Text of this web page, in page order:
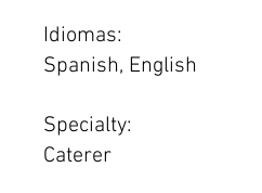
Idiomas:
Spanish, English
Specialty:
Caterer